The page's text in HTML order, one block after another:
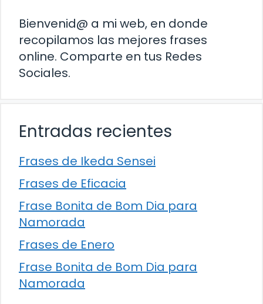
Bienvenid@ a mi web, en donde
recopilamos las mejores frases
online. Comparte en tus Redes
Sociales.
Entradas recientes
Frases de Ikeda Sensei
Frases de Eficacia
Frase Bonita de Bom Dia para
Namorada
Frases de Enero
Frase Bonita de Bom Dia para
Namorada